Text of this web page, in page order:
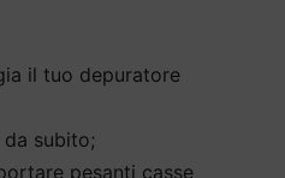
il tuo depuratore
da subito;
pesanti casse